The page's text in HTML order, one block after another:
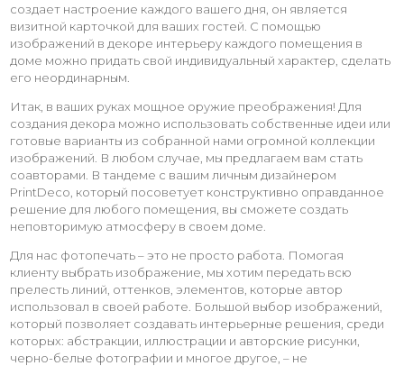
создает настроение каждого вашего дня, он является
визитной карточкой для ваших гостей. С помощью
изображений в декоре интерьеру каждого помещения в
доме можно придать свой индивидуальный характер, сделать
его неординарным.
Итак, в ваших руках мощное оружие преображения! Для
создания декора можно использовать собственные идеи или
готовые варианты из собранной нами огромной коллекции
изображений. В любом случае, мы предлагаем вам стать
соавторами. В тандеме с вашим личным дизайнером
PrintDeco, который посоветует конструктивно оправданное
решение для любого помещения, вы сможете создать
неповторимую атмосферу в своем доме.
Для нас фотопечать – это не просто работа. Помогая
клиенту выбрать изображение, мы хотим передать всю
прелесть линий, оттенков, элементов, которые автор
использовал в своей работе. Большой выбор изображений,
который позволяет создавать интерьерные решения, среди
которых: абстракции, иллюстрации и авторские рисунки,
черно-белые фотографии и многое другое, – не